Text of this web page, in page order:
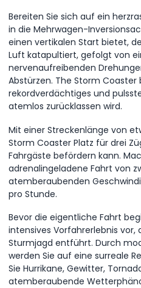
Bereiten Sie sich auf ein
in die Mehrwagen-
einen vertikalen Start bietet,
Luft katapultiert, gefolgt von
nervenaufreibenden
Abstürzen. The Storm Coaster
rekordverdächtiges und
atemlos zurücklassen wird.
Mit einer Streckenlänge von
Storm Coaster Platz für drei
Fahrgäste befördern kann.
adrenalingeladene Fahrt von
atemberaubenden
pro Stunde.
Bevor die eigentliche Fahrt
intensives Vorfahrerlebnis vor,
Sturmjagd entführt. Durch
werden Sie auf eine surreale
Sie Hurrikane, Gewitter,
atemberaubende